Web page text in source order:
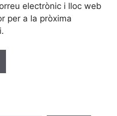
electrònic i lloc web
per a la pròxima